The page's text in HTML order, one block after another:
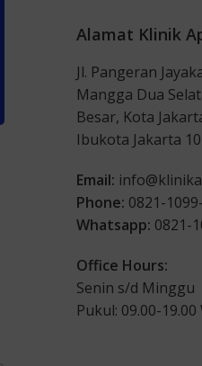
Alamat Klinik
Jl. Pangeran
Mangga Dua
Besar, Kota
Ibukota Jakarta
Email:
Phone: 0821-
Whatsapp: 0821-
Office Hours:
Senin s/d Minggu
Pukul: 09.00-19.00